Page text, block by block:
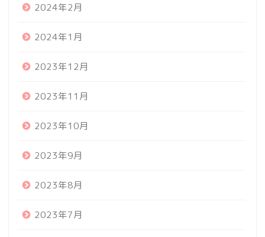
2024年2月
2024年1月
2023年12月
2023年11月
2023年10月
2023年9月
2023年8月
2023年7月